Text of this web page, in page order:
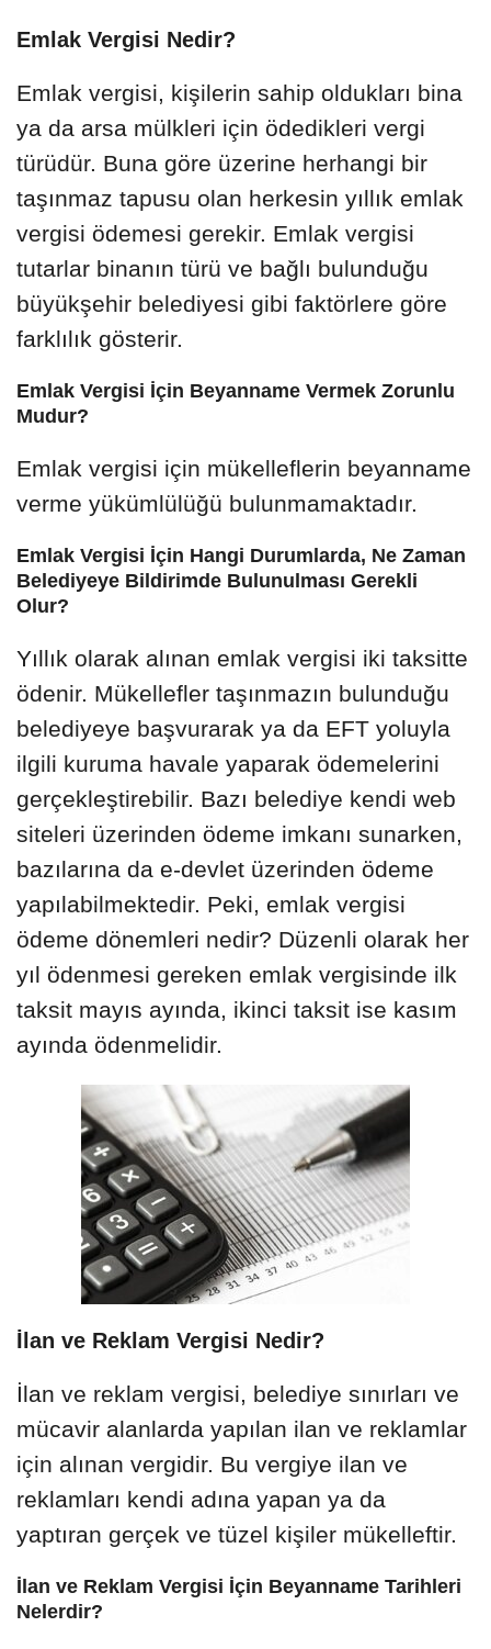
Emlak Vergisi Nedir?
Emlak vergisi, kişilerin sahip oldukları bina
ya da arsa mülkleri için ödedikleri vergi
türüdür. Buna göre üzerine herhangi bir
taşınmaz tapusu olan herkesin yıllık emlak
vergisi ödemesi gerekir. Emlak vergisi
tutarlar binanın türü ve bağlı bulunduğu
büyükşehir belediyesi gibi faktörlere göre
farklılık gösterir.
Emlak Vergisi İçin Beyanname Vermek Zorunlu
Mudur?
Emlak vergisi için mükelleflerin beyanname
verme yükümlülüğü bulunmamaktadır.
Emlak Vergisi İçin Hangi Durumlarda, Ne Zaman
Belediyeye Bildirimde Bulunulması Gerekli
Olur?
Yıllık olarak alınan emlak vergisi iki taksitte
ödenir. Mükellefler taşınmazın bulunduğu
belediyeye başvurarak ya da EFT yoluyla
ilgili kuruma havale yaparak ödemelerini
gerçekleştirebilir. Bazı belediye kendi web
siteleri üzerinden ödeme imkanı sunarken,
bazılarına da e-devlet üzerinden ödeme
yapılabilmektedir. Peki, emlak vergisi
ödeme dönemleri nedir? Düzenli olarak her
yıl ödenmesi gereken emlak vergisinde ilk
taksit mayıs ayında, ikinci taksit ise kasım
ayında ödenmelidir.
İlan ve Reklam Vergisi Nedir?
İlan ve reklam vergisi, belediye sınırları ve
mücavir alanlarda yapılan ilan ve reklamlar
için alınan vergidir. Bu vergiye ilan ve
reklamları kendi adına yapan ya da
yaptıran gerçek ve tüzel kişiler mükelleftir.
İlan ve Reklam Vergisi İçin Beyanname Tarihleri
Nelerdir?